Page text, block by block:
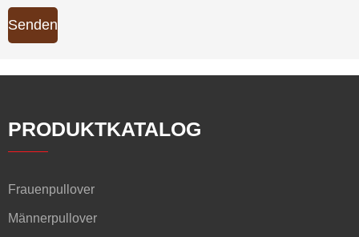
Senden
PRODUKTKATALOG
Frauenpullover
Männerpullover